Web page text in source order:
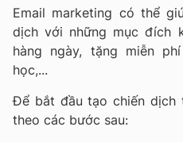
Email marketing có thể
dịch với những mục đích
hàng ngày, tặng miễn
học,...
Để bắt đầu tạo chiến dịch
theo các bước sau: